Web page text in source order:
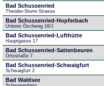
Bad Schussenried
Theodor-Storm-Strasse
Bad Schussenried-Hopferbach
Unterer Öschweg 16/1
Bad Schussenried-Lufthütte
Hauptgasse 17
Bad Schussenried-Sattenbeuren
Ortsstraße 7
Bad Schussenried-Schwaigfurt
Schwaigfurt 2
Bad Waldsee